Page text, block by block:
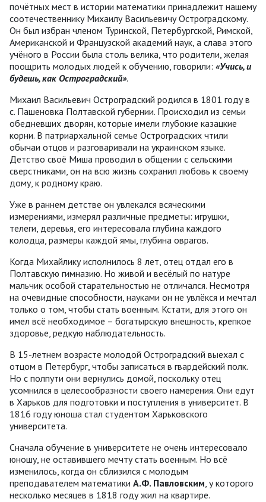
почётных мест в истории математики принадлежит нашему
соотечественнику Михаилу Васильевичу Остроградскому.
Он был избран членом Туринской, Петербургской, Римской,
Американской и Французской академий наук, а слава этого
учёного в России была столь велика, что родители, желая
поощрить молодых людей к обучению, говорили: «Учись, и
будешь, как Остроградский».
Михаил Васильевич Остроградский родился в 1801 году в
с. Пашеновка Полтавской губернии. Происходил из семьи
обедневших дворян, которые имели глубокие казацкие
корни. В патриархальной семье Остроградских чтили
обычаи отцов и разговаривали на украинском языке.
Детство своё Миша проводил в общении с сельскими
сверстниками, он на всю жизнь сохранил любовь к своему
дому, к родному краю.
Уже в раннем детстве он увлекался всяческими
измерениями, измерял различные предметы: игрушки,
телеги, деревья, его интересовала глубина каждого
колодца, размеры каждой ямы, глубина оврагов.
Когда Михайлику исполнилось 8 лет, отец отдал его в
Полтавскую гимназию. Но живой и весёлый по натуре
мальчик особой старательностью не отличался. Несмотря
на очевидные способности, науками он не увлёкся и мечтал
только о том, чтобы стать военным. Кстати, для этого он
имел всё необходимое – богатырскую внешность, крепкое
здоровье, редкую наблюдательность.
В 15-летнем возрасте молодой Остроградский выехал с
отцом в Петербург, чтобы записаться в гвардейский полк.
Но с полпути они вернулись домой, поскольку отец
усомнился в целесообразности своего намерения. Они едут
в Харьков для подготовки и поступления в университет. В
1816 году юноша стал студентом Харьковского
университета.
Сначала обучение в университете не очень интересовало
юношу, не оставившего мечту стать военным. Но всё
изменилось, когда он сблизился с молодым
преподавателем математики А.Ф. Павловским, у которого
несколько месяцев в 1818 году жил на квартире.